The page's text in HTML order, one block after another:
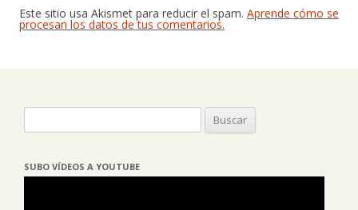
Este sitio usa Akismet para reducir el spam. Aprende cómo se
procesan los datos de tus comentarios.
SUBO VÍDEOS A YOUTUBE